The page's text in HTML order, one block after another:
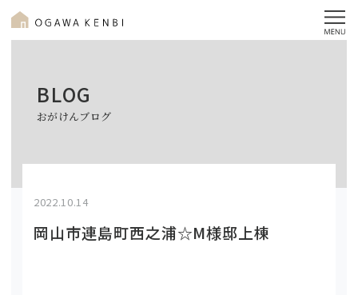
BLOG
おがけんブログ
2022.10.14
岡山市連島町西之浦☆M様邸上棟